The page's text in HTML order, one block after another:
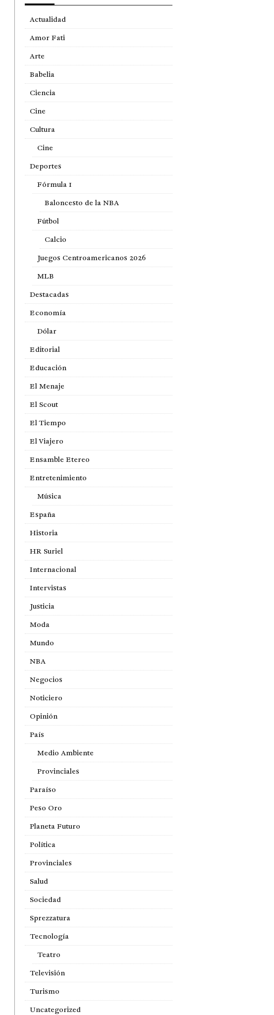
Actualidad
Amor Fati
Arte
Babelia
Ciencia
Cine
Cultura
Cine
Deportes
Fórmula 1
Baloncesto de la NBA
Fútbol
Calcio
Juegos Centroamericanos 2026
MLB
Destacadas
Economía
Dólar
Editorial
Educación
El Menaje
El Scout
El Tiempo
El Viajero
Ensamble Etereo
Entretenimiento
Música
España
Historia
HR Suriel
Internacional
Intervistas
Justicia
Moda
Mundo
NBA
Negocios
Noticiero
Opinión
País
Medio Ambiente
Provinciales
Paraíso
Peso Oro
Planeta Futuro
Política
Provinciales
Salud
Sociedad
Sprezzatura
Tecnología
Teatro
Televisión
Turismo
Uncategorized